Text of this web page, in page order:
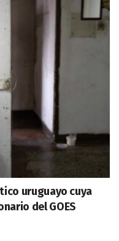
uruguayo cuya
del GOES